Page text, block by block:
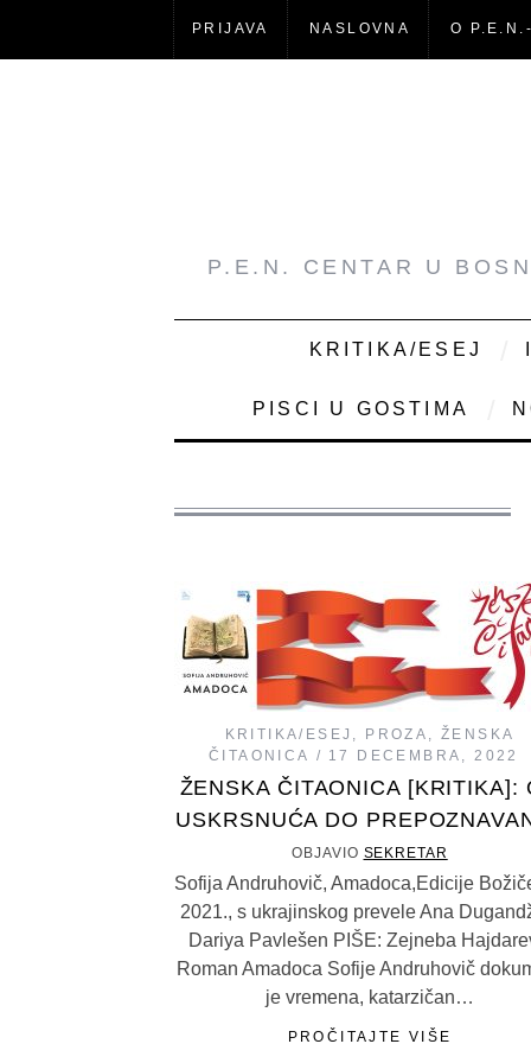
PRIJAVA NASLOVNA O
P.E.N. CENTAR U
KRITIKA/ESEJ
PISCI U GOSTIMA
KRITIKA/ESEJ , PROZA ,ŽENSKA
ČITAONICA
17 DECEMBRA, 2022
ŽENSKA ČITAONICA [KRITIKA]:
USKRSNUĆA DO
OBJAVIO SEKRETAR
Sofija Andruhovič, Amadoca,Edicije
2021., s ukrajinskog prevele Ana
Dariya Pavlešen PIŠE: Zejneba
Roman Amadoca Sofije Andruhovič
je vremena, katarzičan…
PROČITAJTE VIŠE